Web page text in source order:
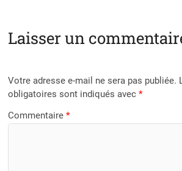
Laisser un
Votre adresse e-mail ne sera pas publiée.
obligatoires sont indiqués avec*
Commentaire*